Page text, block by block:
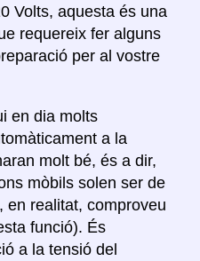
Volts, aquesta és una
requereix fer alguns
per al vostre
en dia molts
a la
molt bé, és a dir,
mòbils solen ser de
en realitat, comproveu
funció). És
a la tensió del